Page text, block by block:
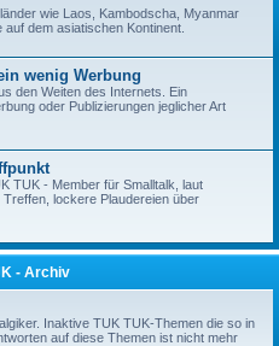
wie Laos, Kambodscha, Myanmar
dem asiatischen Kontinent.
wenig Werbung
den Weiten des Internets. Ein
oder Publizierungen jeglicher Art
TUK - Member für Smalltalk, laut
lockere Plaudereien über
- Archiv
Inaktive TUK TUK-Themen die so in
auf diese Themen ist nicht mehr